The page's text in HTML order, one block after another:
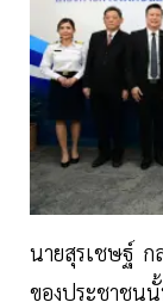
นายสุรเชษฐ์ ก
ของประชาชน